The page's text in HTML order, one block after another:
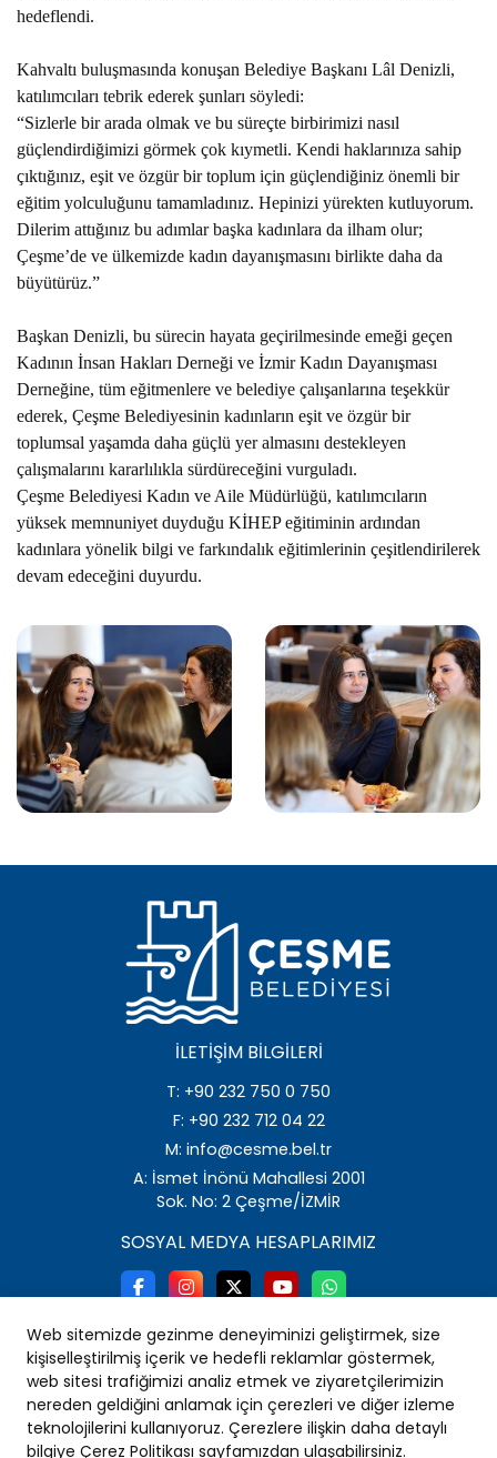
Web sitemizde gezinme deneyiminizi geliştirmek, size
kişiselleştirilmiş içerik ve hedefli reklamlar göstermek,
web sitesi trafiğimizi analiz etmek ve ziyaretçilerimizin
nereden geldiğini anlamak için çerezleri ve diğer izleme
teknolojilerini kullanıyoruz. Çerezlere ilişkin daha detaylı
bilgiye Çerez Politikası sayfamızdan ulaşabilirsiniz.
hedeflendi.
Kahvaltı buluşmasında konuşan Belediye Başkanı Lâl Denizli,
katılımcıları tebrik ederek şunları söyledi:
“Sizlerle bir arada olmak ve bu süreçte birbirimizi nasıl
güçlendirdiğimizi görmek çok kıymetli. Kendi haklarınıza sahip
çıktığınız, eşit ve özgür bir toplum için güçlendiğiniz önemli bir
eğitim yolculuğunu tamamladınız. Hepinizi yürekten kutluyorum.
Dilerim attığınız bu adımlar başka kadınlara da ilham olur;
Çeşme’de ve ülkemizde kadın dayanışmasını birlikte daha da
büyütürüz.”
Başkan Denizli, bu sürecin hayata geçirilmesinde emeği geçen
Kadının İnsan Hakları Derneği ve İzmir Kadın Dayanışması
Derneğine, tüm eğitmenlere ve belediye çalışanlarına teşekkür
ederek, Çeşme Belediyesinin kadınların eşit ve özgür bir
toplumsal yaşamda daha güçlü yer almasını destekleyen
çalışmalarını kararlılıkla sürdüreceğini vurguladı.
Çeşme Belediyesi Kadın ve Aile Müdürlüğü, katılımcıların
yüksek memnuniyet duyduğu KİHEP eğitiminin ardından
kadınlara yönelik bilgi ve farkındalık eğitimlerinin çeşitlendirilerek
devam edeceğini duyurdu.
İLETIŞIM BILGILERI
T: +90 232 750 0 750
F: +90 232 712 04 22
M: info@cesme.bel.tr
A: İsmet İnönü Mahallesi 2001
Sok. No: 2 Çeşme/İZMİR
SOSYAL MEDYA HESAPLARIMIZ